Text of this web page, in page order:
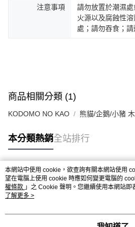
注意事項
請勿放置於潮濕
火源以及腐蝕性
處；請勿吞食；請
商品相關分類 (1)
KODOMO NO KAO 熊貓/企鵝/小豬
本分類熱銷全站排行
熱門標籤
本網站中使用 cookie，欲查詢有關本網站使用
望在電腦上使用 cookie 時應如何變更電腦的
權條款 」之 Cookie 聲明。您繼續使用本網站
用條款之 Cookie 聲明使用 cookie。
了解更多 >